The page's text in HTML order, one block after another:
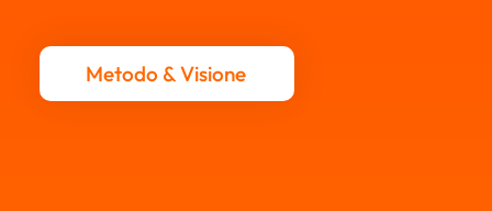
Metodo & Visione